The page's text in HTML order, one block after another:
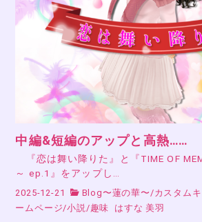
中編&短編のアップと高熱……
『恋は舞い降りた』と『TIME OF
～ ep.1』をアップし…
2025-12-21 Blog〜蓮の華〜 /カスタム
ームページ/小説 /趣味 はすな 美羽